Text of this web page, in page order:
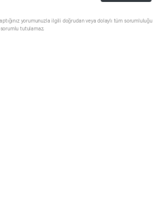
yorumunuzla ilgili doğrudan veya dolaylı tüm sorumluluğu
tutulamaz.